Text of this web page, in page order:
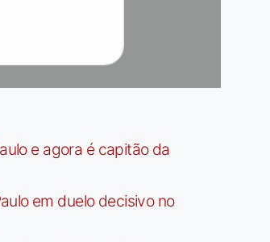
e agora é capitão da
em duelo decisivo no